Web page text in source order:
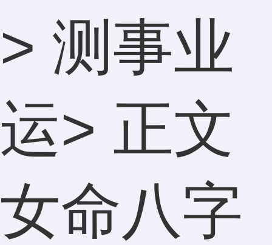
> 测事业
运> 正文
女命八字